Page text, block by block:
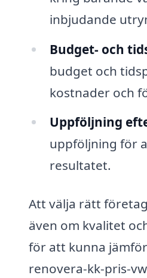
inbjudande
Budget- och
budget och
kostnader och
Uppföljning
uppföljning för
resultatet.
Att välja rätt
även om kvalitet
för att kunna
renovera-kk-pris-